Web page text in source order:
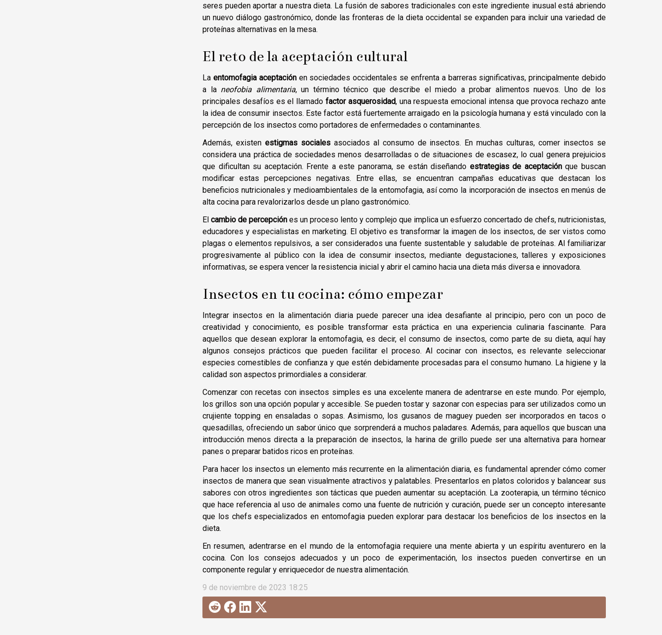
seres pueden aportar a nuestra dieta. La fusión de sabores tradicionales con este ingrediente inusual está abriendo
un nuevo diálogo gastronómico, donde las fronteras de la dieta occidental se expanden para incluir una variedad de
proteínas alternativas en la mesa.
El reto de la aceptación cultural
La entomofagia aceptaciónen sociedades occidentales se enfrenta a barreras significativas, principalmente debido
a la neofobia alimentaria, un término técnico que describe el miedo a probar alimentos nuevos. Uno de los
principales desafíos es el llamado factor asquerosidad, una respuesta emocional intensa que provoca rechazo ante
la idea de consumir insectos. Este factor está fuertemente arraigado en la psicología humana y está vinculado con la
percepción de los insectos como portadores de enfermedades o contaminantes.
Además, existen estigmas socialesasociados al consumo de insectos. En muchas culturas, comer insectos se
considera una práctica de sociedades menos desarrolladas o de situaciones de escasez, lo cual genera prejuicios
que dificultan su aceptación. Frente a este panorama, se están diseñando estrategias de aceptaciónque buscan
modificar estas percepciones negativas. Entre ellas, se encuentran campañas educativas que destacan los
beneficios nutricionales y medioambientales de la entomofagia, así como la incorporación de insectos en menús de
alta cocina para revalorizarlos desde un plano gastronómico.
El cambio de percepción es un proceso lento y complejo que implica un esfuerzo concertado de chefs, nutricionistas,
educadores y especialistas en marketing. El objetivo es transformar la imagen de los insectos, de ser vistos como
plagas o elementos repulsivos, a ser considerados una fuente sustentable y saludable de proteínas. Al familiarizar
progresivamente al público con la idea de consumir insectos, mediante degustaciones, talleres y exposiciones
informativas, se espera vencer la resistencia inicial y abrir el camino hacia una dieta más diversa e innovadora.
Insectos en tu cocina: cómo empezar
Integrar insectos en la alimentación diaria puede parecer una idea desafiante al principio, pero con un poco de
creatividad y conocimiento, es posible transformar esta práctica en una experiencia culinaria fascinante. Para
aquellos que desean explorar la entomofagia, es decir, el consumo de insectos, como parte de su dieta, aquí hay
algunos consejos prácticos que pueden facilitar el proceso. Al cocinar con insectos, es relevante seleccionar
especies comestibles de confianza y que estén debidamente procesadas para el consumo humano. La higiene y la
calidad son aspectos primordiales a considerar.
Comenzar con recetas con insectos simples es una excelente manera de adentrarse en este mundo. Por ejemplo,
los grillos son una opción popular y accesible. Se pueden tostar y sazonar con especias para ser utilizados como un
crujiente topping en ensaladas o sopas. Asimismo, los gusanos de maguey pueden ser incorporados en tacos o
quesadillas, ofreciendo un sabor único que sorprenderá a muchos paladares. Además, para aquellos que buscan una
introducción menos directa a la preparación de insectos, la harina de grillo puede ser una alternativa para hornear
panes o preparar batidos ricos en proteínas.
Para hacer los insectos un elemento más recurrente en la alimentación diaria, es fundamental aprender cómo comer
insectos de manera que sean visualmente atractivos y palatables. Presentarlos en platos coloridos y balancear sus
sabores con otros ingredientes son tácticas que pueden aumentar su aceptación. La zooterapia, un término técnico
que hace referencia al uso de animales como una fuente de nutrición y curación, puede ser un concepto interesante
que los chefs especializados en entomofagia pueden explorar para destacar los beneficios de los insectos en la
dieta.
En resumen, adentrarse en el mundo de la entomofagia requiere una mente abierta y un espíritu aventurero en la
cocina. Con los consejos adecuados y un poco de experimentación, los insectos pueden convertirse en un
componente regular y enriquecedor de nuestra alimentación.
9 de noviembre de 2023 18:25